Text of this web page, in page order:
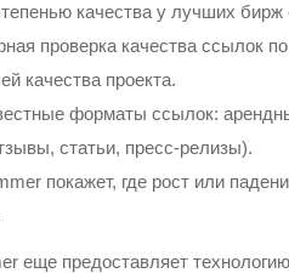
качества у лучших бирж
проверка качества ссылок
качества проекта.
форматы ссылок:
статьи, пресс-релизы).
покажет, где рост или
еще предоставляет